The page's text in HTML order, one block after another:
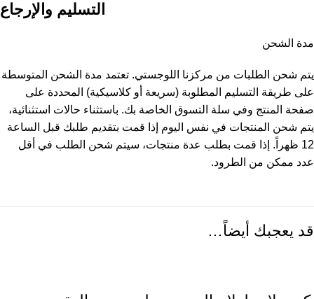
التسليم والإرجاع
مدة الشحن
يتم شحن الطلبات من مركزنا اللوجستي. تعتمد مدة الشحن المتوسطة
على طريقة التسليم المطلوبة (سريعة أو كلاسيكية) المحددة على
صفحة المنتج وفي سلة التسوق الخاصة بك. باستثناء حالات استثنائية،
يتم شحن المنتجات في نفس اليوم إذا قمت بتقديم طلبك قبل الساعة
12 ظهراً. إذا قمت بطلب عدة منتجات، سيتم شحن الطلب في أقل
عدد ممكن من الطرود.
قد يعجبك أيضاً…